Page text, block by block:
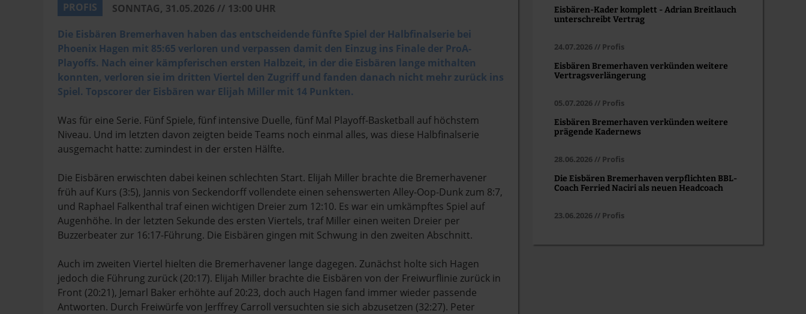
PROFIS
SONNTAG, 31.05.2026 // 13:00 UHR
Die Eisbären Bremerhaven haben das entscheidende fünfte Spiel der Halbfinalserie bei
Phoenix Hagen mit 85:65 verloren und verpassen damit den Einzug ins Finale der ProA-
Playoffs. Nach einer kämpferischen ersten Halbzeit, in der die Eisbären lange mithalten
konnten, verloren sie im dritten Viertel den Zugriff und fanden danach nicht mehr zurück ins
Spiel. Topscorer der Eisbären war Elijah Miller mit 14 Punkten.
Was für eine Serie. Fünf Spiele, fünf intensive Duelle, fünf Mal Playoff-Basketball auf höchstem
Niveau. Und im letzten davon zeigten beide Teams noch einmal alles, was diese Halbfinalserie
ausgemacht hatte: zumindest in der ersten Hälfte.
Die Eisbären erwischten dabei keinen schlechten Start. Elijah Miller brachte die Bremerhavener
früh auf Kurs (3:5), Jannis von Seckendorff vollendete einen sehenswerten Alley-Oop-Dunk zum 8:7,
und Raphael Falkenthal traf einen wichtigen Dreier zum 12:10. Es war ein umkämpftes Spiel auf
Augenhöhe. In der letzten Sekunde des ersten Viertels, traf Miller einen weiten Dreier per
Buzzerbeater zur 16:17-Führung. Die Eisbären gingen mit Schwung in den zweiten Abschnitt.
Auch im zweiten Viertel hielten die Bremerhavener lange dagegen. Zunächst holte sich Hagen
jedoch die Führung zurück (20:17). Elijah Miller brachte die Eisbären von der Freiwurflinie zurück in
Front (20:21), Jemarl Baker erhöhte auf 20:23, doch auch Hagen fand immer wieder passende
Antworten. Durch Freiwürfe von Jerffrey Carroll versuchten sie sich abzusetzen (32:27). Peter
Eisbären-Kader komplett - Adrian Breitlauch
unterschreibt Vertrag
24.07.2026 // Profis
Eisbären Bremerhaven verkünden weitere
Vertragsverlängerung
05.07.2026 // Profis
Eisbären Bremerhaven verkünden weitere
prägende Kadernews
28.06.2026 // Profis
Die Eisbären Bremerhaven verpflichten BBL-
Coach Ferried Naciri als neuen Headcoach
23.06.2026 // Profis